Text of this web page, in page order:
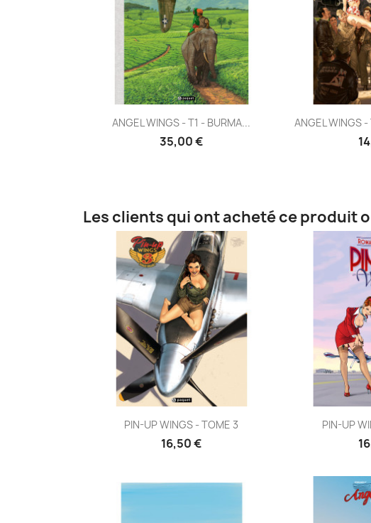
Aperçu rapide
ANGEL WINGS - T1 - BURMA...
35,00 €

ANGEL WINGS
Les clients qui ont acheté ce produit
Aperçu rapide
PIN-UP WINGS - TOME 3
16,50 €

PIN-UP